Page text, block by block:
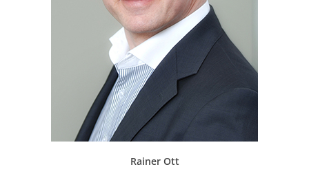
Rainer Ott